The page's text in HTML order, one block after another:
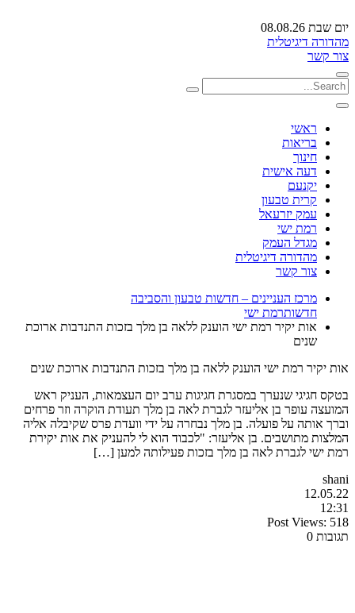
יום שבת 08.08.26
מהדורה דיגיטלית
צור קשר
ראשי
בריאות
חינוך
דעה אישית
יקנעם
קרית טבעון
עמק יזרעאל
רמת ישי
מגדל העמק
מהדורה דיגיטלית
צור קשר
מרכז העניינים – חדשות טבעון והסביבה
חדשותרמת ישי
אות יקיר רמת ישי הוענק ללאה בן מלך בזכות התנדבות ארוכת
שנים
אות יקיר רמת ישי הוענק ללאה בן מלך בזכות התנדבות ארוכת שנים
בטקס חגיגי שנערך במסגרת חגיגות ערב יום העצמאות, העניק ראש
המועצה עופר בן אליעזר לגברת לאה בן מלך תעודת הוקרה וזר פרחים
וברך אותה על פועלה. בן מלך נבחרה על ידי וועדת פרס שקיבלה אליה
המלצות מתושבים. בן אליעזר: "לכבוד הוא לי להעניק את אות יקירת
רמת ישי לגברת לאה בן מלך בזכות פעילותה למען […]
shani
12.05.22
12:31
Post Views: 518
תגובות 0